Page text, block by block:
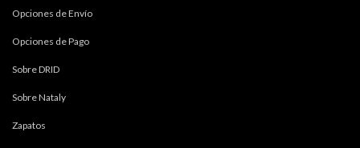
Opciones de Envío
Opciones de Pago
Sobre DRID
Sobre Nataly
Zapatos